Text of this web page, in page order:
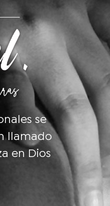
se
llamado
en Dios